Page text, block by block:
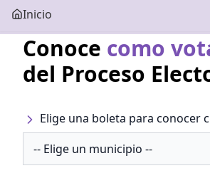
Inicio
Conoce como
del Proceso
Elige una boleta para conocer